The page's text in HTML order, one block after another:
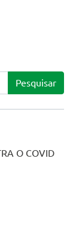
O COVID